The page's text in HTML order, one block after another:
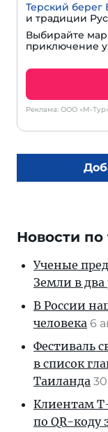
Терский берег
и традиции
Выбирайте
приключение
Реклама: ООО «М-
Новости по
Ученые
Земли в два
В России
человека 6
Фестиваль
в список
Таиланда
Клиентам
по QR-коду